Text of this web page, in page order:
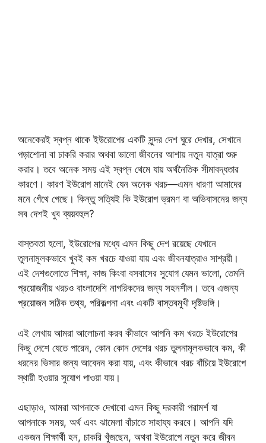
অনেকেরই স্বপ্ন থাকে ইউরোপের একটি সুন্দর দেশ ঘুরে দেখার, সেখানে
পড়াশোনা বা চাকরি করার অথবা ভালো জীবনের আশায় নতুন যাত্রা শুরু
করার। তবে অনেক সময় এই স্বপ্ন থেমে যায় অর্থনৈতিক সীমাবদ্ধতার
কারণে। কারণ ইউরোপ মানেই যেন অনেক খরচ—এমন ধারণা আমাদের
মনে গেঁথে গেছে। কিন্তু সত্যিই কি ইউরোপ ভ্রমণ বা অভিবাসনের জন্য
সব দেশই খুব ব্যয়বহুল?
বাস্তবতা হলো, ইউরোপের মধ্যে এমন কিছু দেশ রয়েছে যেখানে
তুলনামূলকভাবে খুবই কম খরচে যাওয়া যায় এবং জীবনযাত্রাও সাশ্রয়ী।
এই দেশগুলোতে শিক্ষা, কাজ কিংবা বসবাসের সুযোগ যেমন ভালো, তেমনি
প্রয়োজনীয় খরচও বাংলাদেশি নাগরিকদের জন্য সহনশীল। তবে এজন্য
প্রয়োজন সঠিক তথ্য, পরিকল্পনা এবং একটি বাস্তবমুখী দৃষ্টিভঙ্গি।
এই লেখায় আমরা আলোচনা করব কীভাবে আপনি কম খরচে ইউরোপের
কিছু দেশে যেতে পারেন, কোন কোন দেশের খরচ তুলনামূলকভাবে কম, কী
ধরনের ভিসার জন্য আবেদন করা যায়, এবং কীভাবে খরচ বাঁচিয়ে ইউরোপে
স্থায়ী হওয়ার সুযোগ পাওয়া যায়।
এছাড়াও, আমরা আপনাকে দেখাবো এমন কিছু দরকারী পরামর্শ যা
আপনাকে সময়, অর্থ এবং ঝামেলা বাঁচাতে সাহায্য করবে। আপনি যদি
একজন শিক্ষার্থী হন, চাকরি খুঁজছেন, অথবা ইউরোপে নতুন করে জীবন